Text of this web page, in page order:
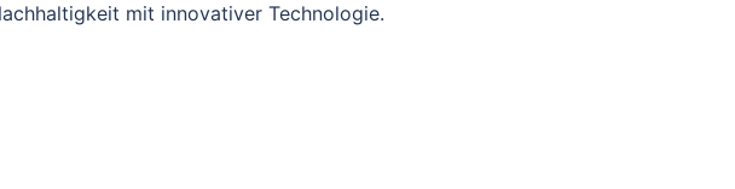
mit innovativer Technologie.